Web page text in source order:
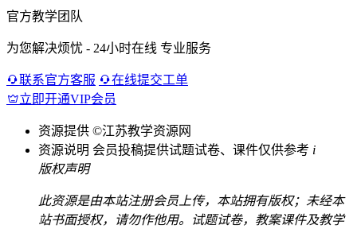
官方教学团队
为您解决烦忧 - 24小时在线 专业服务
联系官方客服
在线提交工单
立即开通VIP会员
资源提供 ©江苏教学资源网
资源说明 会员投稿提供试题试卷、课件仅供参考 i
版权声明
此资源是由本站注册会员上传，本站拥有版权；未经本
站书面授权，请勿作他用。试题试卷，教案课件及教学